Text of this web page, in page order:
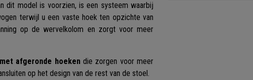
dit model is voorzien, is een systeem waarbij
terwijl u een vaste hoek ten opzichte van
op de wervelkolom en zorgt voor meer
afgeronde hoekendie zorgen voor meer
op het design van de rest van de stoel.